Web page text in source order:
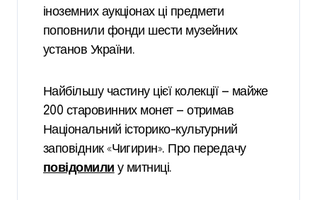
іноземних аукціонах ці предмети
поповнили фонди шести музейних
установ України.
Найбільшу частину цієї колекції — майже
200 старовинних монет — отримав
Національний історико-культурний
заповідник «Чигирин». Про передачу
повідомили у митниці.